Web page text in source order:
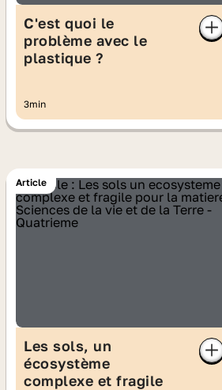
C'est quoi le
problème avec le
plastique ?
3min
Article
Les sols, un
écosystème
complexe et fragile